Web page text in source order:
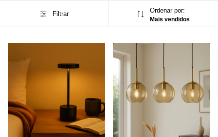
Filtrar Ordenar por:
Mais vendidos